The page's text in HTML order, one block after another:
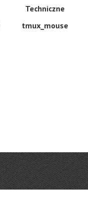
Menu
content
Techniczne
tmux_mouse